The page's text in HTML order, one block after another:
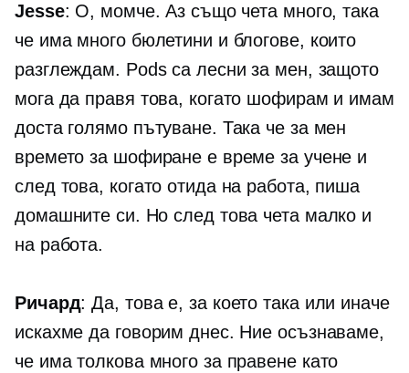
Jesse: О, момче. Аз също чета много, така
че има много бюлетини и блогове, които
разглеждам. Pods са лесни за мен, защото
мога да правя това, когато шофирам и имам
доста голямо пътуване. Така че за мен
времето за шофиране е време за учене и
след това, когато отида на работа, пиша
домашните си. Но след това чета малко и
на работа.
Ричард: Да, това е, за което така или иначе
искахме да говорим днес. Ние осъзнаваме,
че има толкова много за правене като